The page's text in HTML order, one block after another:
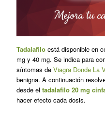
Tadalafiloestá disponible en
mg y 40 mg. Se indica para
síntomas de Viagra Donde La
benigna. A continuación
desde el tadalafilo 20 mg
hacer efecto cada dosis.